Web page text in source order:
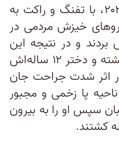
افراد طالبان، شب ۲۶ ژوئن ۲۰۲۲، با تفنگ و راکت به
خیزش مردمی در
و در نتیجه این
حمله، دختر ۲۴ ساله مرادی کشته و دختر ۱۲ ساله‌اش
اثر شدت جراحت جان
پا زخمی و مجبور
سپس او را به بیرون
کشتند.